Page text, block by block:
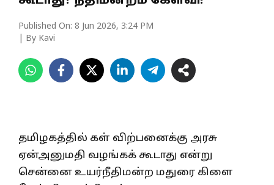
Published On: 8 Jun 2026, 3:24 PM
| By Kavi
தமிழகத்தில் கள் விற்பனைக்கு அரசு
ஏன்அனுமதி வழங்கக் கூடாது என்று
சென்னை உயர்நீதிமன்ற மதுரை கிளை